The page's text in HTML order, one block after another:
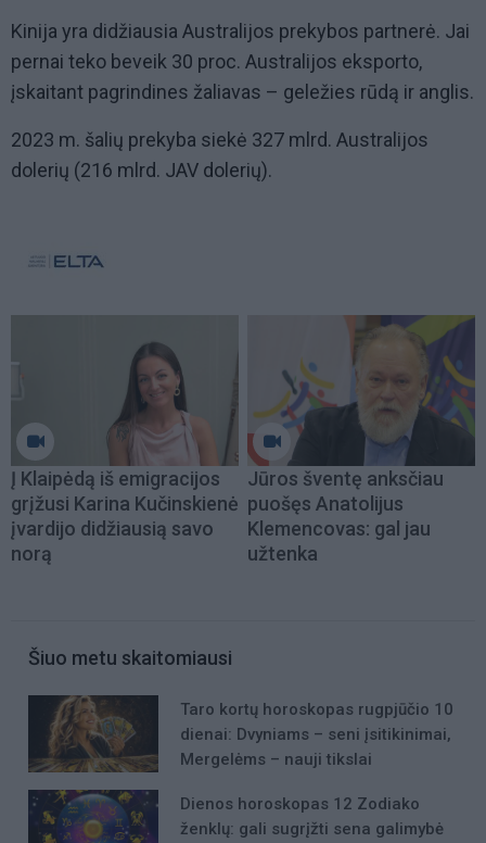
Kinija yra didžiausia Australijos prekybos partnerė. Jai
pernai teko beveik 30 proc. Australijos eksporto,
įskaitant pagrindines žaliavas – geležies rūdą ir anglis.
2023 m. šalių prekyba siekė 327 mlrd. Australijos
dolerių (216 mlrd. JAV dolerių).
Į Klaipėdą iš emigracijos
grįžusi Karina Kučinskienė
įvardijo didžiausią savo
norą
Jūros šventę anksčiau
puošęs Anatolijus
Klemencovas: gal jau
užtenka
Šiuo metu skaitomiausi
Taro kortų horoskopas rugpjūčio 10
dienai: Dvyniams – seni įsitikinimai,
Mergelėms – nauji tikslai
Dienos horoskopas 12 Zodiako
ženklų: gali sugrįžti sena galimybė